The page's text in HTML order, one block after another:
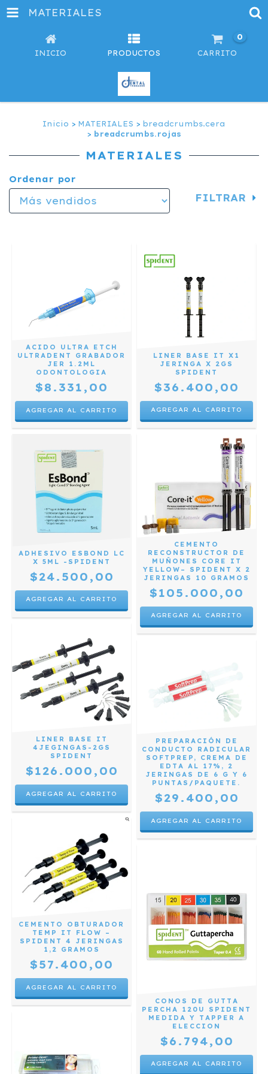
MATERIALES
INICIO PRODUCTOS CARRITO
0
Inicio > MATERIALES > breadcrumbs.cera
> breadcrumbs.rojas
MATERIALES
Ordenar por
FILTRAR
ACIDO ULTRA ETCH
ULTRADENT GRABADOR
JER 1.2ML
ODONTOLOGIA
$8.331,00
LINER BASE IT X1
JERINGA X 2GS
SPIDENT
$36.400,00
ADHESIVO ESBOND LC
X 5ML -SPIDENT
$24.500,00
CEMENTO
RECONSTRUCTOR DE
MUÑONES CORE IT
YELLOW– SPIDENT X 2
JERINGAS 10 GRAMOS
$105.000,00
LINER BASE IT
4JEGINGAS-2GS
SPIDENT
$126.000,00
PREPARACIÓN DE
CONDUCTO RADICULAR
SOFTPREP, CREMA DE
EDTA AL 17%, 2
JERINGAS DE 6 G Y 6
PUNTAS/PAQUETE.
$29.400,00
CEMENTO OBTURADOR
TEMP IT FLOW –
SPIDENT 4 JERINGAS
1,2 GRAMOS
$57.400,00
CONOS DE GUTTA
PERCHA 120U SPIDENT
MEDIDA Y TAPPER A
ELECCION
$6.794,00
AGREGAR AL CARRITO